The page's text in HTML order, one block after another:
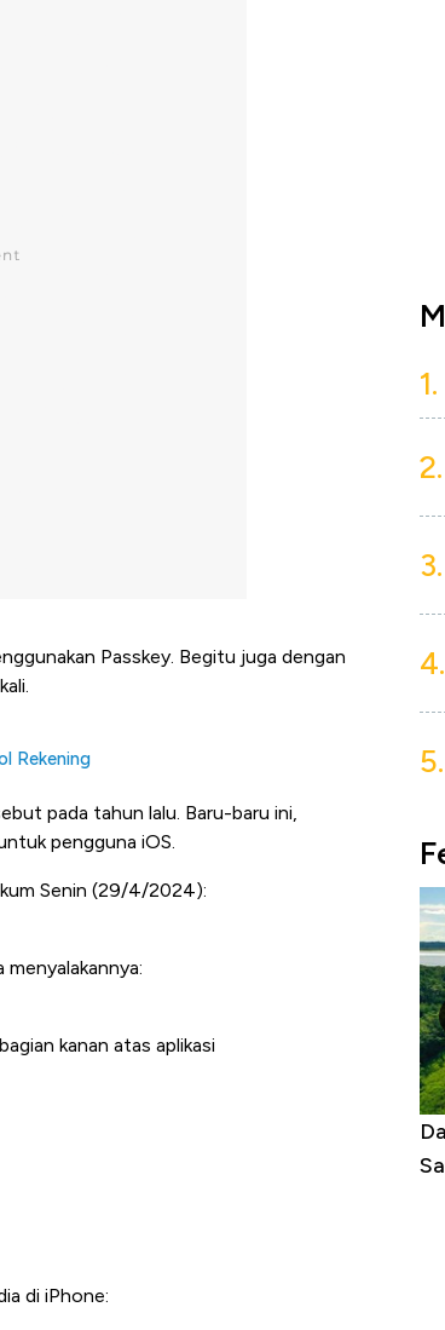
Passkey. Begitu juga dengan
Rekening
pada tahun lalu. Baru-baru ini,
pengguna iOS.
Senin (29/4/2024):
kanan atas aplikasi
di iPhone:
1.
2.
3.
4.
5.